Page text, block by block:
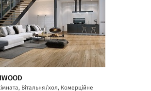
Вітальня/хол, Комерційне